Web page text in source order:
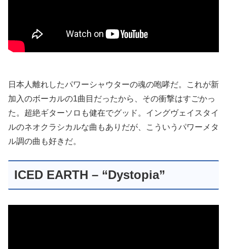
日本人離れしたパワーシャウターの魂の咆哮だ。これが新
加入のボーカルの1曲目だったから、その衝撃はすごかっ
た。超絶ギターソロも健在でグッド。イングヴェイスタイ
ルのネオクラシカルな曲もありだが、こういうパワーメタ
ル調の曲も好きだ。
ICED EARTH – “Dystopia”